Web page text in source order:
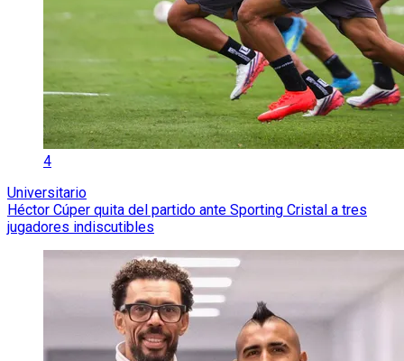
4
Universitario
Héctor Cúper quita del partido ante Sporting Cristal a tres
jugadores indiscutibles